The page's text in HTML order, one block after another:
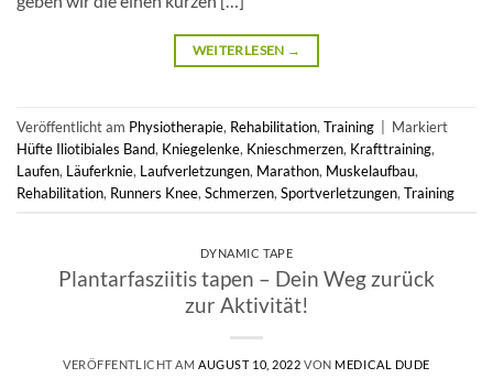
WEITERLESEN →
Veröffentlicht am Physiotherapie, Rehabilitation, Training
Markiert
Hüfte Iliotibiales Band, Kniegelenke, Knieschmerzen, Krafttraining,
Laufen, Läuferknie, Laufverletzungen, Marathon, Muskelaufbau,
Rehabilitation, Runners Knee, Schmerzen, Sportverletzungen, Training
DYNAMIC TAPE
Plantarfasziitis tapen – Dein Weg zurück
zur Aktivität!
VERÖFFENTLICHT AMAUGUST 10, 2022 VON MEDICAL DUDE